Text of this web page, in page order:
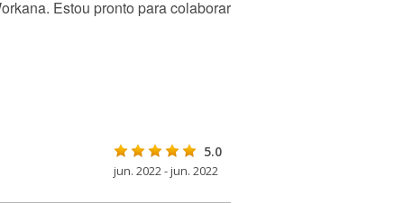
Estou pronto para colaborar
5.0
jun. 2022 - jun. 2022